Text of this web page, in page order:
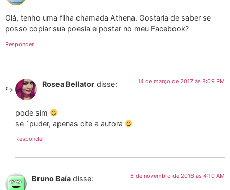
Olá, tenho uma filha chamada Athena. Gostaria de saber se
posso copiar sua poesia e postar no meu Facebook?
Responder
Rosea Bellator disse: 14 de março de 2017 às 8:09 PM
pode sim
se ´puder, apenas cite a autora
Responder
Bruno Baía disse: 6 de novembro de 2016 às 4:10 AM